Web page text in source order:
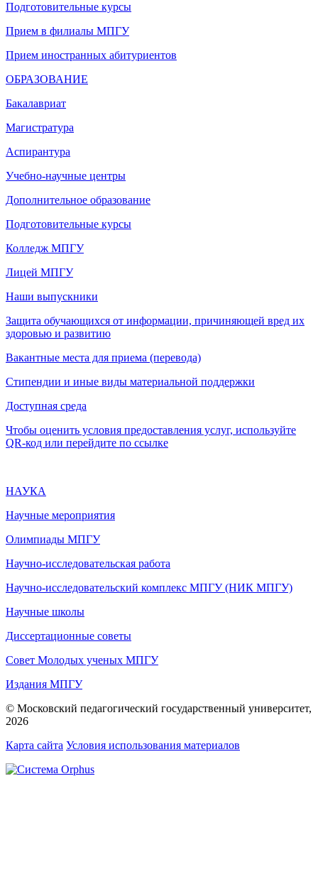
Подготовительные курсы
Прием в филиалы МПГУ
Прием иностранных абитуриентов
ОБРАЗОВАНИЕ
Бакалавриат
Магистратура
Аспирантура
Учебно-научные центры
Дополнительное образование
Подготовительные курсы
Колледж МПГУ
Лицей МПГУ
Наши выпускники
Защита обучающихся от информации, причиняющей вред их
здоровью и развитию
Вакантные места для приема (перевода)
Стипендии и иные виды материальной поддержки
Доступная среда
Чтобы оценить условия предоставления услуг, используйте
QR-код или перейдите по ссылке
НАУКА
Научные мероприятия
Олимпиады МПГУ
Научно-исследовательская работа
Научно-исследовательский комплекс МПГУ (НИК МПГУ)
Научные школы
Диссертационные советы
Совет Молодых ученых МПГУ
Издания МПГУ
© Московский педагогический государственный университет,
2026
Карта сайта Условия использования материалов